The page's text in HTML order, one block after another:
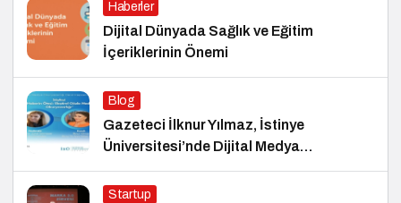
Haberler
Dijital Dünyada Sağlık ve Eğitim
İçeriklerinin Önemi
Blog
Gazeteci İlknur Yılmaz, İstinye
Üniversitesi’nde Dijital Medya
Okuryazarlığı Dersinin Konuğu Oldu
Startup